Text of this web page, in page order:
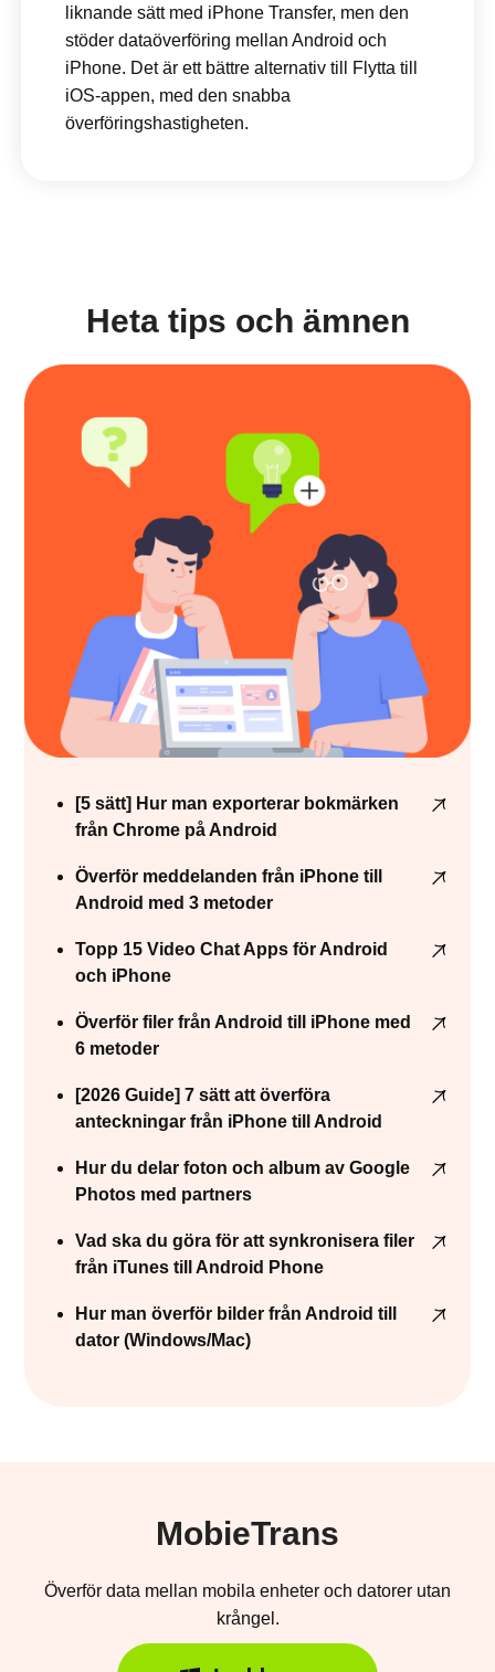
liknande sätt med iPhone Transfer, men den
stöder dataöverföring mellan Android och
iPhone. Det är ett bättre alternativ till Flytta till
iOS-appen, med den snabba
överföringshastigheten.
Heta tips och ämnen
[5 sätt] Hur man exporterar bokmärken
från Chrome på Android
Överför meddelanden från iPhone till
Android med 3 metoder
Topp 15 Video Chat Apps för Android
och iPhone
Överför filer från Android till iPhone med
6 metoder
[2026 Guide] 7 sätt att överföra
anteckningar från iPhone till Android
Hur du delar foton och album av Google
Photos med partners
Vad ska du göra för att synkronisera filer
från iTunes till Android Phone
Hur man överför bilder från Android till
dator (Windows/Mac)
MobieTrans
Överför data mellan mobila enheter och datorer utan
krångel.